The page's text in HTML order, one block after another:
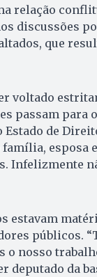
relação
discussões
que
voltado
passam para
de
esposa
Infelizmente
estavam
públicos.
o nosso
deputado da